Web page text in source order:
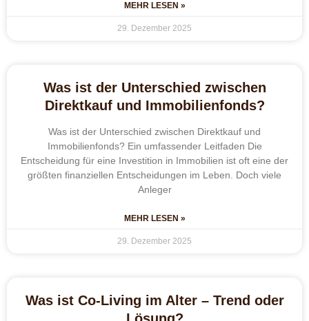
MEHR LESEN »
29. Dezember 2025
Was ist der Unterschied zwischen
Direktkauf und Immobilienfonds?
Was ist der Unterschied zwischen Direktkauf und
Immobilienfonds? Ein umfassender Leitfaden Die
Entscheidung für eine Investition in Immobilien ist oft eine der
größten finanziellen Entscheidungen im Leben. Doch viele
Anleger
MEHR LESEN »
29. Dezember 2025
Was ist Co-Living im Alter – Trend oder